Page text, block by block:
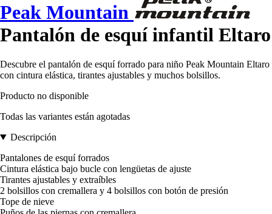
Peak Mountain
Pantalón de esquí infantil Eltaro
Descubre el pantalón de esquí forrado para niño Peak Mountain Eltaro
con cintura elástica, tirantes ajustables y muchos bolsillos.
Producto no disponible
Todas las variantes están agotadas
Descripción
Pantalones de esquí forrados
Cintura elástica bajo bucle con lengüetas de ajuste
Tirantes ajustables y extraíbles
2 bolsillos con cremallera y 4 bolsillos con botón de presión
Tope de nieve